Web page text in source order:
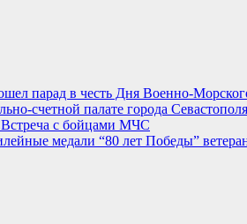
Встреча с бойцами МЧС